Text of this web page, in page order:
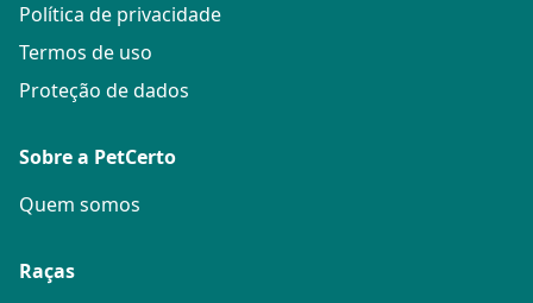
Política de privacidade
Termos de uso
Proteção de dados
Sobre a PetCerto
Quem somos
Raças